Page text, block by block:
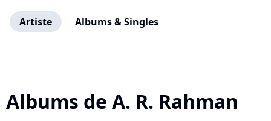
Artiste Albums & Singles
Albums de A. R. Rahman